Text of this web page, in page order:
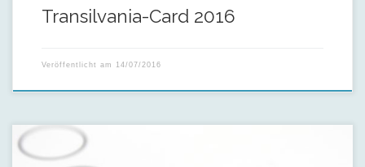
Transilvania-Card 2016
Veröffentlicht am 14/07/2016